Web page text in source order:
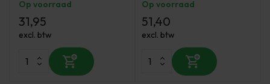
Op voorraad
31,95
excl. btw
Op voorraad
51,40
excl. btw